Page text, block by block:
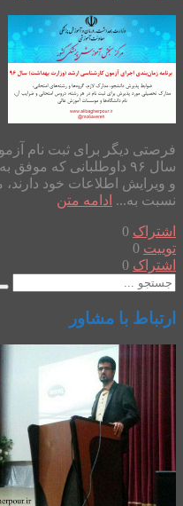
فرصتی دیگر برای ثبت نام
سال ۹۶ داوطلبانی که
نسبت به... ادامه متن
اشتراک 0
توییت 0
اشتراک 0
ارتباط با مشاور